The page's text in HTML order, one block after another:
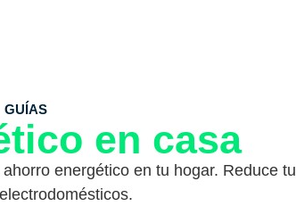
GUÍAS
en casa
energético en tu hogar. Reduce tu